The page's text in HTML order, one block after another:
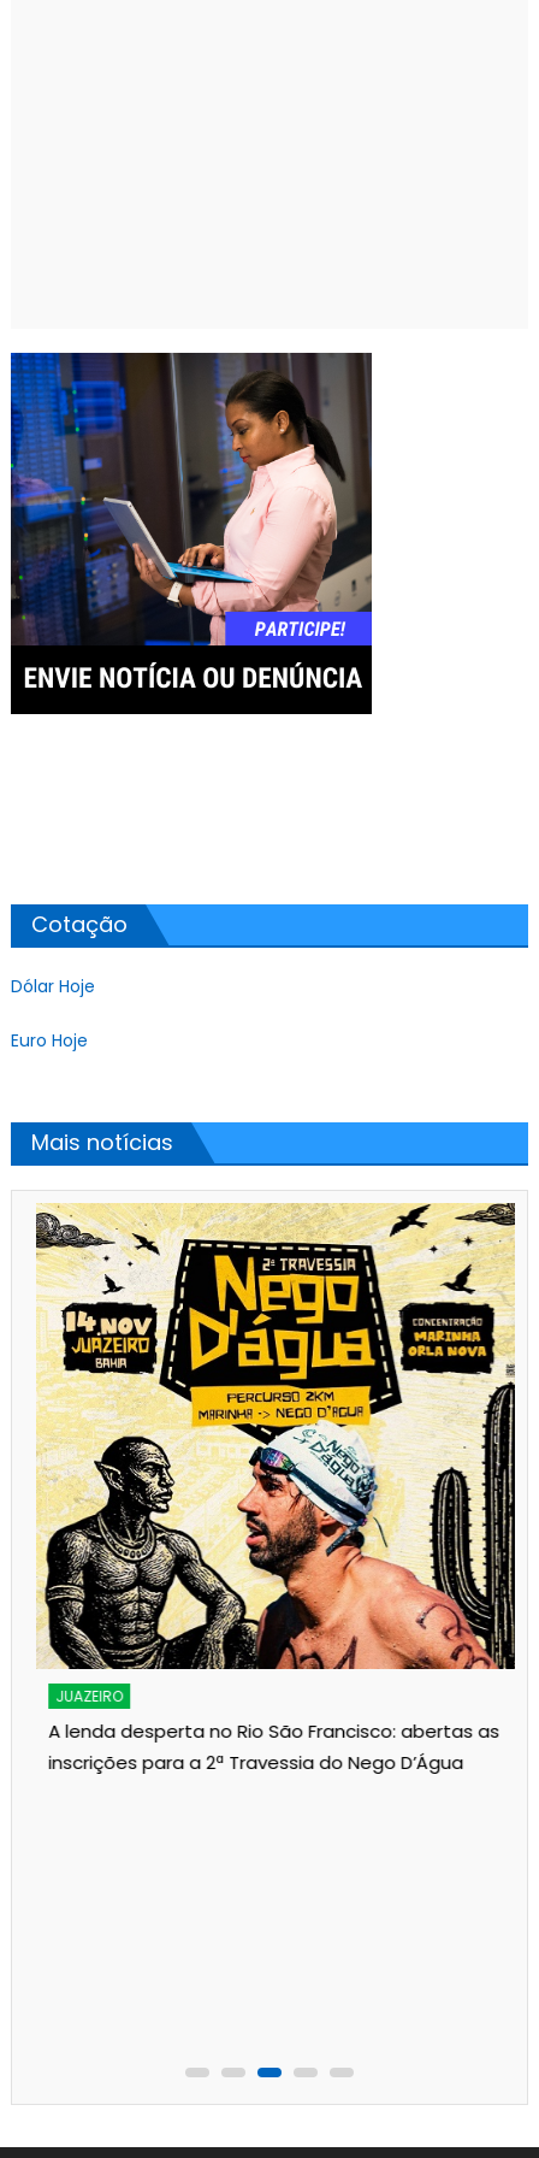
Cotação
Dólar Hoje
Euro Hoje
Mais notícias
JUAZEIRO
A lenda desperta no Rio São Francisco: abertas as
inscrições para a 2ª Travessia do Nego D’Água